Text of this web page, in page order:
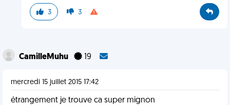
3 3
CamilleMuhu 19
mercredi 15 juillet 2015 17:42
étrangement je trouve ca super mignon